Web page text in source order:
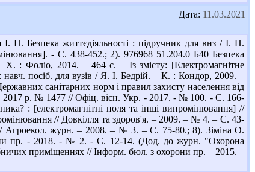
Дата: 11.03.2021
П. Безпека життєдіяльності : підручник для внз / І. П.
- С. 438-452.; 2). 976968 51.204.0 Б40 Безпека
: Фоліо, 2014. – 464 с. – Із змісту: [Електромагнітне
посіб. для вузів / Я. І. Бедрій. – К. : Кондор, 2009. –
санітарних норм і правил захисту населення від
2017 р. № 1477 // Офіц. вісн. Укр. - 2017. - № 100. - С. 166-
: [електромагнітні поля та інші випромінювання] //
// Довкілля та здоров'я. – 2009. – № 4. – С. 43-
Агроекол. журн. – 2008. – № 3. – С. 75-80.; 8). Зіміна О.
пр. - 2018. - № 2. - С. 12-14. (Дод. до журн. "Охорона
приміщеннях // Інформ. бюл. з охорони пр. – 2015. –